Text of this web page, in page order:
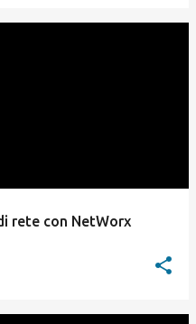
rete con NetWorx